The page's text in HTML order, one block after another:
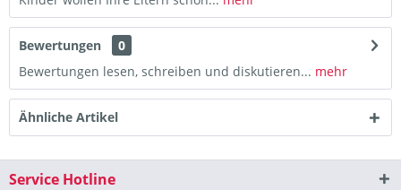
Bewertungen
0
Bewertungen lesen, schreiben und diskutieren... mehr
Ähnliche Artikel
Service Hotline